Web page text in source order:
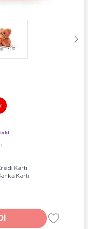
Kartı
Kartı